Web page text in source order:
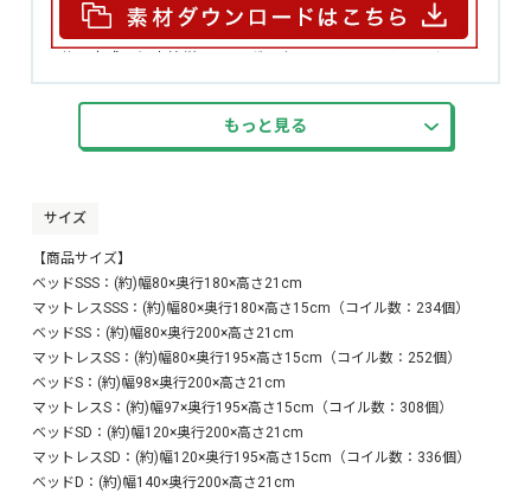
ト！
ベッドはネジや工具を必要しないため、組立が苦手な方でも
簡単にご使用いただけます。
ベッド下が11.5cmと、一般的なお掃除ロボットが通れる高さ
マットレスはコイル同士が連結した構造のボンネルコイルに
より、身体を面で支え、沈み込みすぎず安心した寝心地を実
現します。
マットレスはBOKENの過酷な強度耐久テストをクリア！
SSS〜Dの5サイズですので、お部屋に合ったサイズをお選び
ください！
もっと見る
サイズ
【商品サイズ】
ベッドSSS：(約)幅80×奥行180×高さ21cm
マットレスSSS：(約)幅80×奥行180×高さ15cm（コイル数：234個）
ベッドSS：(約)幅80×奥行200×高さ21cm
マットレスSS：(約)幅80×奥行195×高さ15cm（コイル数：252個）
ベッドS：(約)幅98×奥行200×高さ21cm
マットレスS：(約)幅97×奥行195×高さ15cm（コイル数：308個）
ベッドSD：(約)幅120×奥行200×高さ21cm
マットレスSD：(約)幅120×奥行195×高さ15cm（コイル数：336個）
ベッドD：(約)幅140×奥行200×高さ21cm